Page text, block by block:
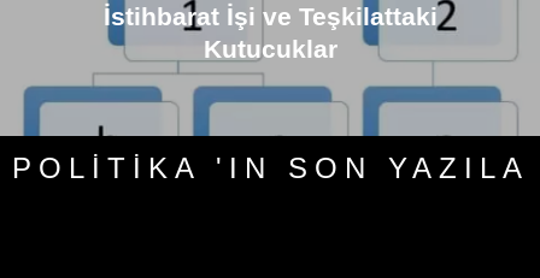
İstihbarat İşi ve Teşkilattaki
Kutucuklar
POLITIKA 'IN SON